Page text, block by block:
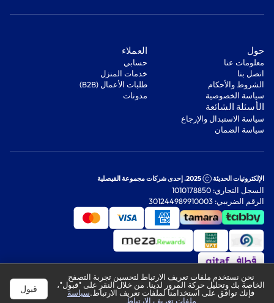
‫حول‬
معلومات عنا
اتصل بنا
‫الشروط والأحكام‬
‫سياسة الخصوصية‬
‫العملاء‬
‫حسابي‬
‫خدمات المنزل‬
‫طلبات الأعمال (B2B)‬
مدونات
‫الأسئلة الشائعة‬
‫سياسة الاستبدال والإرجاع‬
‫سياسة الضمان‬
الإلكترونيات الحديثة 2025. إحدى شركات مجموعة الفيصلية
السجل التجاري: 1010178850
الرقم الضريبي: 301244989910003
نحن نستخدم ملفات تعريف الارتباط لتحسين تجربة التصفح
الخاصة بك وتحليل حركة المرور لدينا. من خلال النقر على "قبول"،
فإنك توافق على استخدامنا لملفات تعريف الارتباط.سياسة
ملفات تعريف الارتباط
قبول